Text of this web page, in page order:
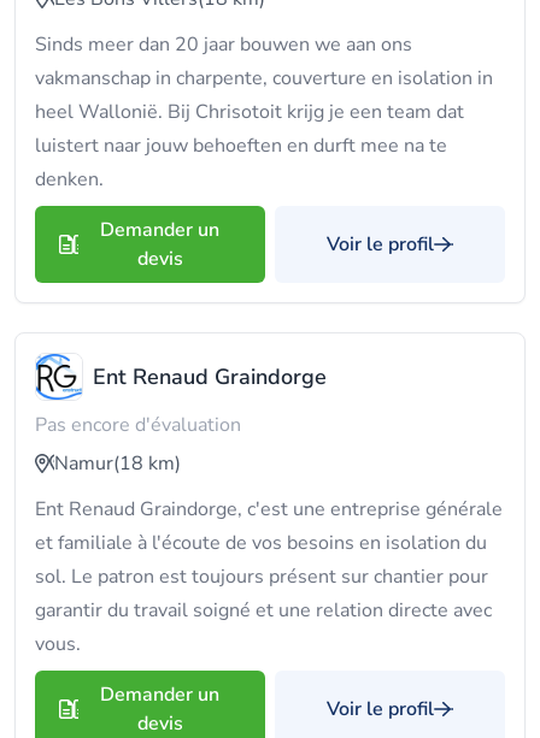
Sinds meer dan 20 jaar bouwen we aan ons
vakmanschap in charpente, couverture en isolation in
heel Wallonië. Bij Chrisotoit krijg je een team dat
luistert naar jouw behoeften en durft mee na te
denken.
Demander un
devis
Voir le profil
Ent Renaud Graindorge
Pas encore d'évaluation
Namur(18 km)
Ent Renaud Graindorge, c'est une entreprise générale
et familiale à l'écoute de vos besoins en isolation du
sol. Le patron est toujours présent sur chantier pour
garantir du travail soigné et une relation directe avec
vous.
Demander un
devis
Voir le profil